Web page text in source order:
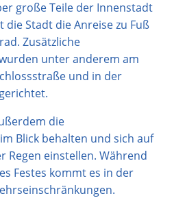
große Teile der Innenstadt
Stadt die Anreise zu Fuß
Zusätzliche
unter anderem am
und in der
die
Blick behalten und sich auf
Regen einstellen. Während
Festes kommt es in der